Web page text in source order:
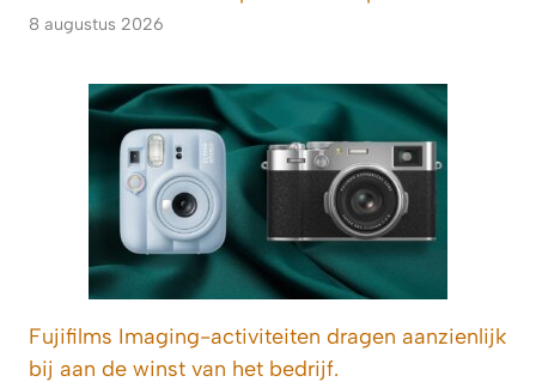
8 augustus 2026
Fujifilms Imaging-activiteiten dragen aanzienlijk
bij aan de winst van het bedrijf.